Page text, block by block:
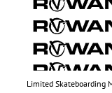
Limited Skateboarding